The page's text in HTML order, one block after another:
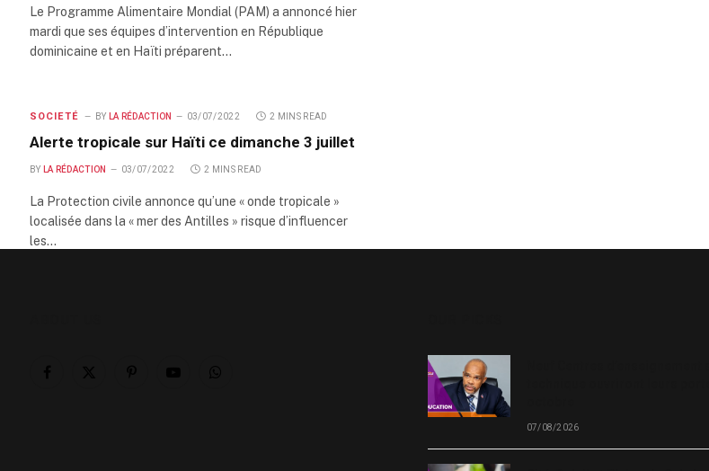
Le Programme Alimentaire Mondial (PAM) a annoncé hier
mardi que ses équipes d’intervention en République
dominicaine et en Haïti préparent…
SOCIETÉ BY LA RÉDACTION 03/07/2022 2 MINS READ
Alerte tropicale sur Haïti ce dimanche 3 juillet
BY LA RÉDACTION 03/07/2022 2 MINS READ
La Protection civile annonce qu’une « onde tropicale »
localisée dans la « mer des Antilles » risque d’influencer
les…
07/08/2026